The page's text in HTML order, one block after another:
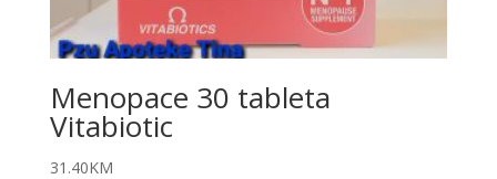
Menopace 30 tableta
Vitabiotic
31.40KM